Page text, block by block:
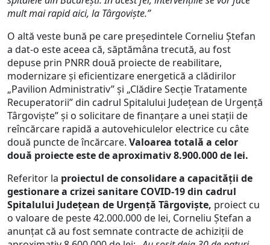
mult mai rapid aici, la Târgoviște.”
O altă veste bună pe care președintele Corneliu Ștefan
a dat-o este aceea că, săptămâna trecută, au fost
depuse prin PNRR două proiecte de reabilitare,
modernizare și eficientizare energetică a clădirilor
„Pavilion Administrativ” și „Clădire Secție Tratamente
Recuperatorii” din cadrul Spitalului Județean de Urgență
Târgoviște” și o solicitare de finanțare a unei stații de
reîncărcare rapidă a autovehiculelor electrice cu câte
două puncte de încărcare. Valoarea totală a celor
două proiecte este de aproximativ 8.900.000 de lei.
Referitor la proiectul de consolidare a capacității de
gestionare a crizei sanitare COVID-19 din cadrul
Spitalului Județean de Urgență Târgoviște, proiect cu
o valoare de peste 42.000.000 de lei, Corneliu Ștefan a
anunțat că au fost semnate contracte de achiziții de